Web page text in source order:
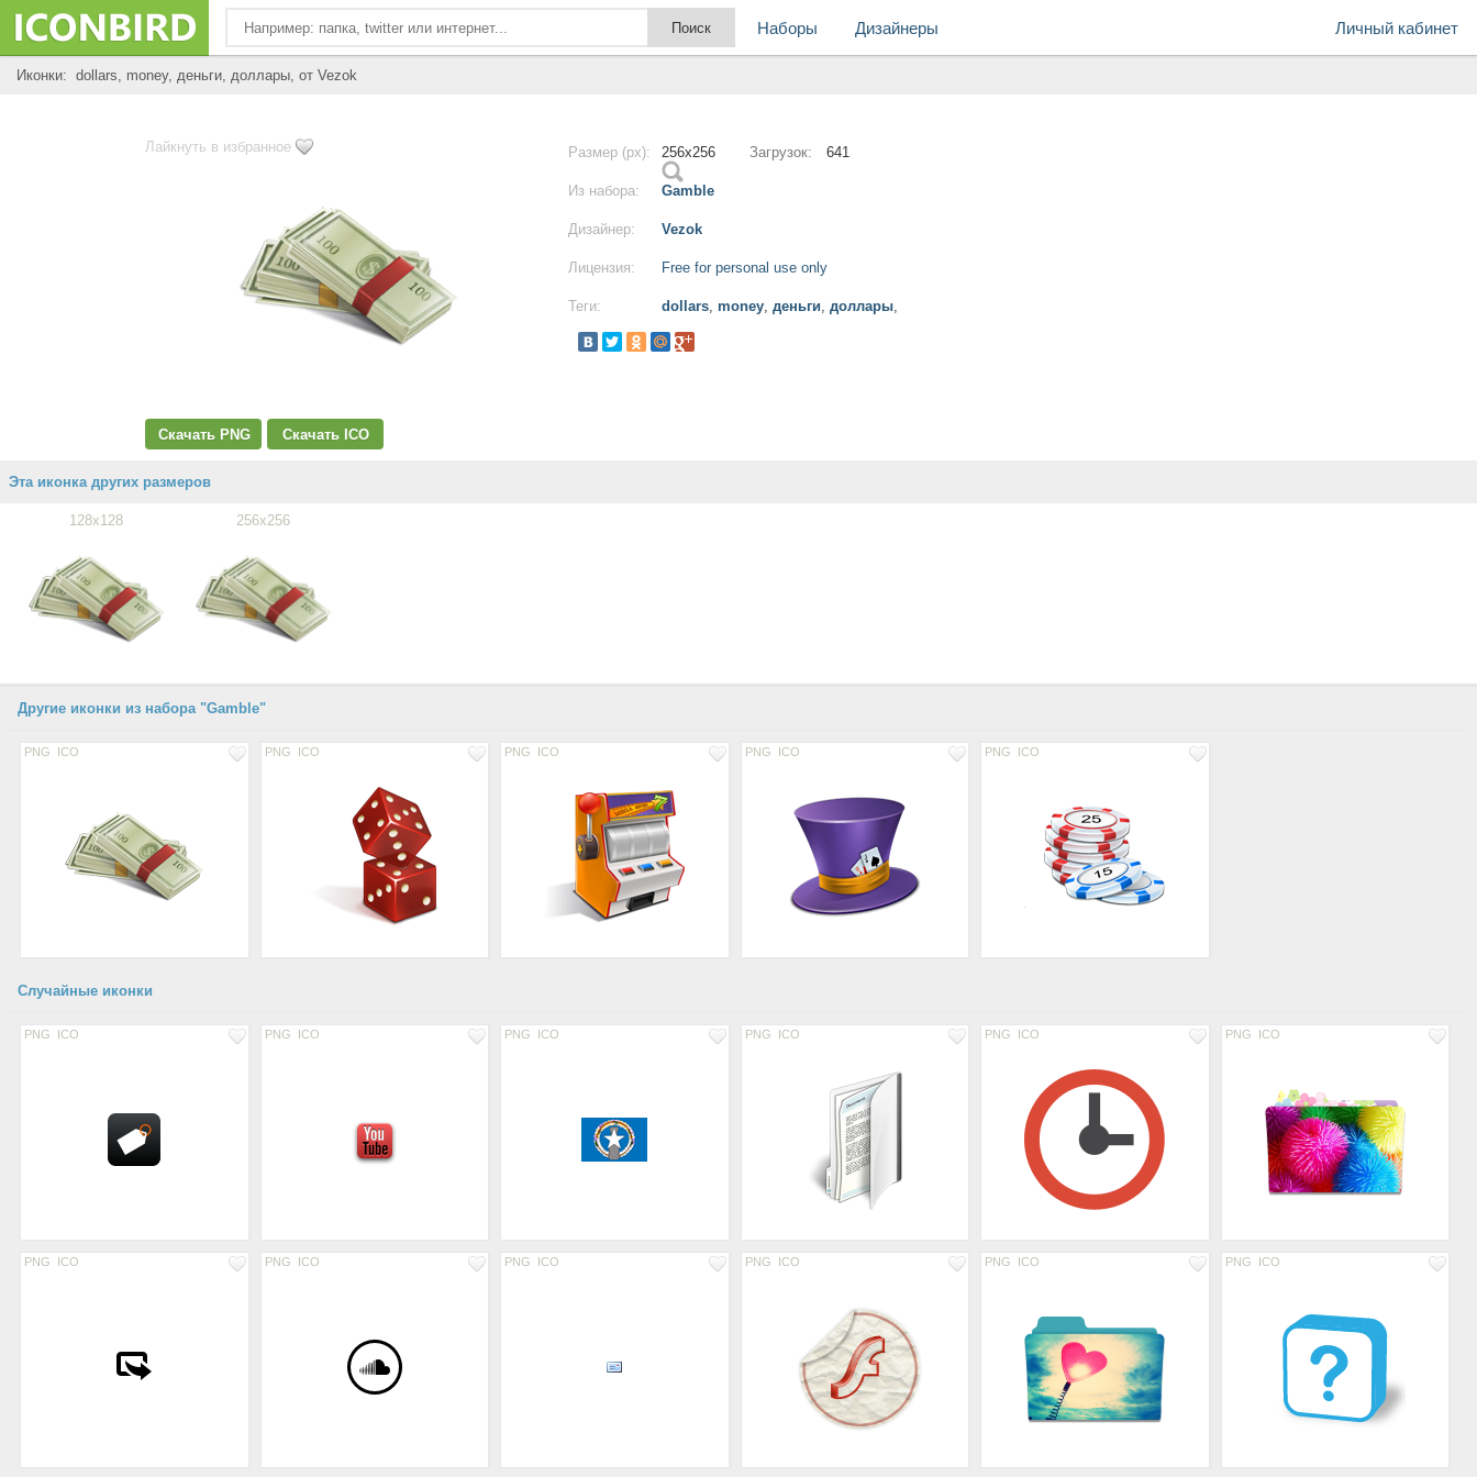
Личный кабинет
Наборы Дизайнеры
Иконки: dollars, money, деньги, доллары, от Vezok
Лайкнуть в избранное
Скачать PNG Скачать ICO
Размер (px): 256x256 Загрузок: 641
Из набора: Gamble
Дизайнер: Vezok
Лицензия: Free for personal use only
Теги: dollars, money, деньги, доллары,
Эта иконка других размеров
128x128 256x256
Другие иконки из набора "Gamble"
PNG ICO PNG ICO PNG ICO PNG ICO PNG ICO
Случайные иконки
PNG ICO PNG ICO PNG ICO PNG ICO PNG ICO PNG ICO
PNG ICO PNG ICO PNG ICO PNG ICO PNG ICO PNG ICO